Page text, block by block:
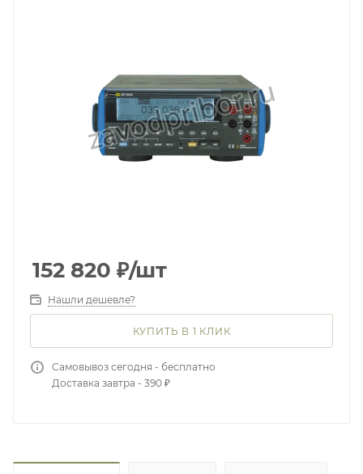
152 820 ₽/шт
Нашли дешевле?
КУПИТЬ В 1 КЛИК
Самовывоз сегодня - бесплатно
Доставка завтра - 390 ₽